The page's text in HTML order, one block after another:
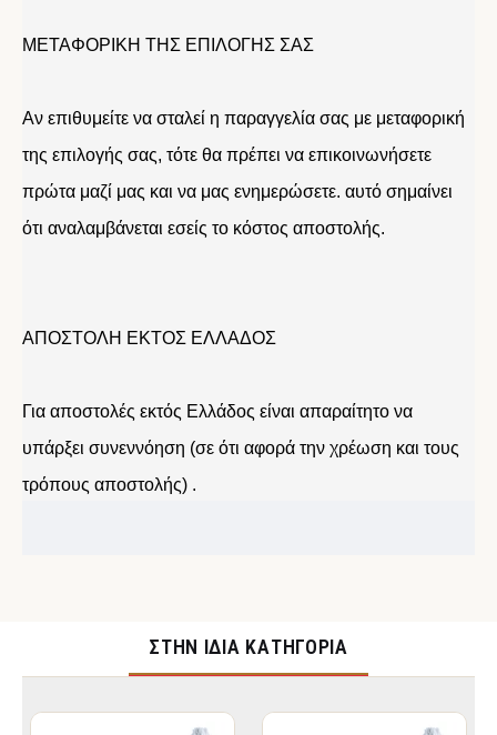
ΜΕΤΑΦΟΡΙΚΗ ΤΗΣ ΕΠΙΛΟΓΗΣ ΣΑΣ
Αν επιθυμείτε να σταλεί η παραγγελία σας με μεταφορική
της επιλογής σας, τότε θα πρέπει να επικοινωνήσετε
πρώτα μαζί μας και να μας ενημερώσετε. αυτό σημαίνει
ότι αναλαμβάνεται εσείς το κόστος αποστολής.
ΑΠΟΣΤΟΛΗ ΕΚΤΟΣ ΕΛΛΑΔΟΣ
Για αποστολές εκτός Ελλάδος είναι απαραίτητο να
υπάρξει συνεννόηση (σε ότι αφορά την χρέωση και τους
τρόπους αποστολής) .
ΣΤΉΝ ΊΔΙΑ ΚΑΤΗΓΟΡΊΑ